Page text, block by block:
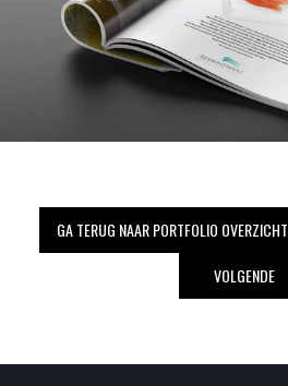
GA TERUG NAAR PORTFOLIO OVERZICHT
VOLGENDE